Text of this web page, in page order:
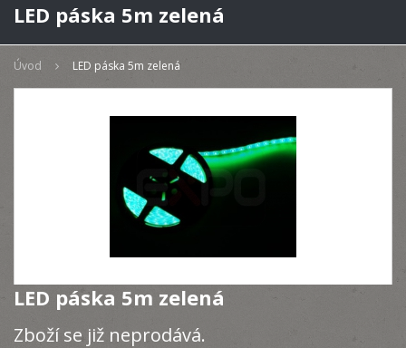
LED páska 5m zelená
Úvod LED páska 5m zelená
LED páska 5m zelená
Zboží se již neprodává.